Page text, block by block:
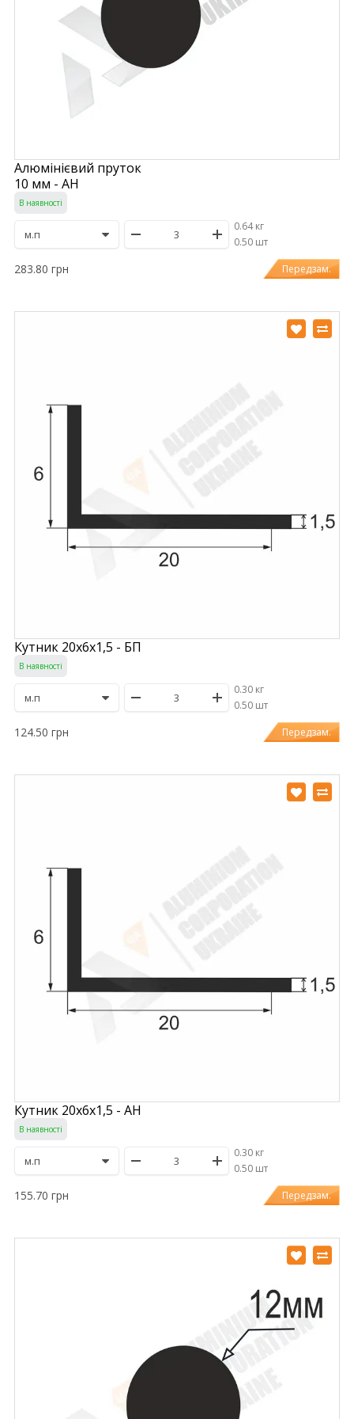
Алюмінієвий пруток
10 мм - АН
В наявності
0.64 кг
/0.50 шт
283.80 грн Передзам.
Кутник 20х6х1,5 - БП
В наявності
0.30 кг
/0.50 шт
124.50 грн Передзам.
Кутник 20х6х1,5 - АН
В наявності
0.30 кг
/0.50 шт
155.70 грн Передзам.